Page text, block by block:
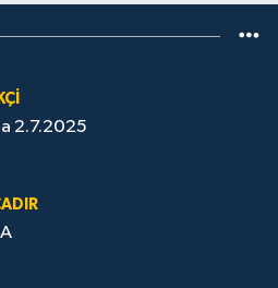
2.7.2025